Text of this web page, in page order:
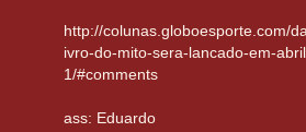
http://colunas.globoesporte.com/
ivro-do-mito-sera-lancado-em-
1/#comments
ass: Eduardo